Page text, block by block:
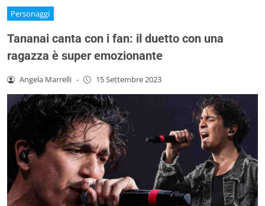
Personaggi
Tananai canta con i fan: il duetto con una
ragazza è super emozionante
Angela Marrelli - 15 Settembre 2023